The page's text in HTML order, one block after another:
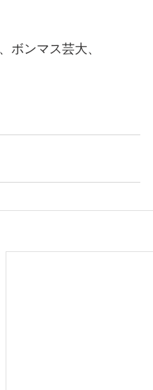
ボンマス芸大、